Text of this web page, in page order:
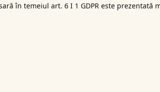
în temeiul art. 6 I 1 GDPR este prezentată